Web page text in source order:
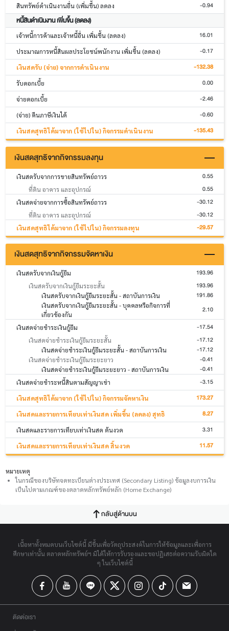
สินทรัพย์ดำเนินงานอื่น (เพิ่มขึ้น) ลดลง -0.94
หนี้สินดำเนินงาน เพิ่มขึ้น (ลดลง)
เจ้าหนี้การค้าและเจ้าหนี้อื่น เพิ่มขึ้น (ลดลง) 16.01
ประมาณการหนี้สินผลประโยชน์พนักงาน เพิ่มขึ้น (ลดลง) -0.17
เงินสดรับ (จ่าย) จากการดำเนินงาน -132.38
รับดอกเบี้ย 0.00
จ่ายดอกเบี้ย -2.46
(จ่าย) คืนภาษีเงินได้ -0.60
เงินสดสุทธิได้มาจาก (ใช้ไปใน) กิจกรรมดำเนินงาน -135.43
เงินสดสุทธิจากกิจกรรมลงทุน
เงินสดรับจากการขายสินทรัพย์ถาวร 0.55
ที่ดิน อาคาร และอุปกรณ์ 0.55
เงินสดจ่ายจากการซื้อสินทรัพย์ถาวร -30.12
ที่ดิน อาคาร และอุปกรณ์ -30.12
เงินสดสุทธิได้มาจาก (ใช้ไปใน) กิจกรรมลงทุน -29.57
เงินสดสุทธิจากกิจกรรมจัดหาเงิน
เงินสดรับจากเงินกู้ยืม 193.96
เงินสดรับจากเงินกู้ยืมระยะสั้น 193.96
เงินสดรับจากเงินกู้ยืมระยะสั้น - สถาบันการเงิน 191.86
เงินสดรับจากเงินกู้ยืมระยะสั้น - บุคคลหรือกิจการที่
เกี่ยวข้องกัน
2.10
เงินสดจ่ายชำระเงินกู้ยืม -17.54
เงินสดจ่ายชำระเงินกู้ยืมระยะสั้น -17.12
เงินสดจ่ายชำระเงินกู้ยืมระยะสั้น - สถาบันการเงิน -17.12
เงินสดจ่ายชำระเงินกู้ยืมระยะยาว -0.41
เงินสดจ่ายชำระเงินกู้ยืมระยะยาว - สถาบันการเงิน -0.41
เงินสดจ่ายชำระหนี้สินตามสัญญาเช่า -3.15
เงินสดสุทธิได้มาจาก (ใช้ไปใน) กิจกรรมจัดหาเงิน 173.27
เงินสดและรายการเทียบเท่าเงินสด เพิ่มขึ้น (ลดลง) สุทธิ 8.27
เงินสดและรายการเทียบเท่าเงินสด ต้นงวด 3.31
เงินสดและรายการเทียบเท่าเงินสด สิ้นงวด 11.57
หมายเหตุ
ในกรณีของบริษัทจดทะเบียนต่างประเทศ (Secondary Listing) ข้อมูลงบการเงิน
เป็นไปตามเกณฑ์ของตลาดหลักทรัพย์หลัก (Home Exchange)
กลับสู่ด้านบน
เนื้อหาทั้งหมดบนเว็บไซต์นี้ มีขึ้นเพื่อวัตถุประสงค์ในการให้ข้อมูลและเพื่อการ
ศึกษาเท่านั้น ตลาดหลักทรัพย์ฯ มิได้ให้การรับรองและขอปฏิเสธต่อความรับผิดใด
ๆ ในเว็บไซต์นี้
ติดต่อเรา